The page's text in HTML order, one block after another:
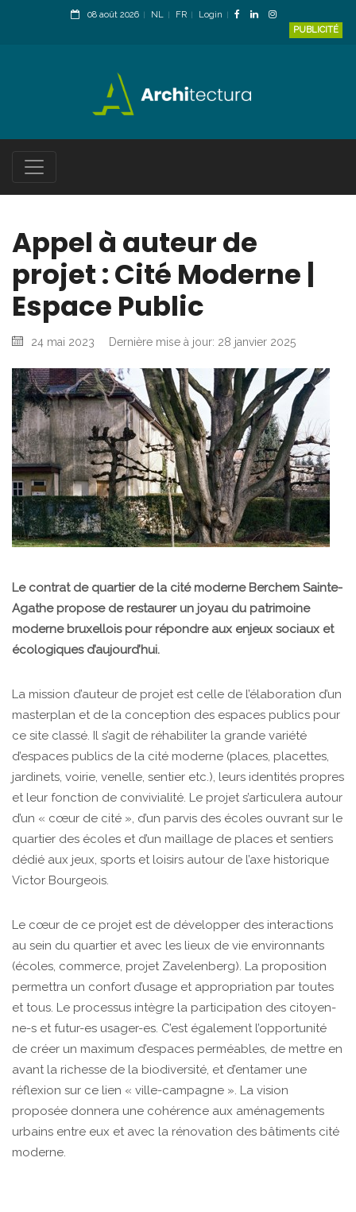
08 août 2026 NL FR
Login
PUBLICITÉ
Appel à auteur de
projet : Cité Moderne |
Espace Public
24 mai 2023 Dernière mise à jour: 28 janvier 2025
Le contrat de quartier de la cité moderne Berchem Sainte-
Agathe propose de restaurer un joyau du patrimoine
moderne bruxellois pour répondre aux enjeux sociaux et
écologiques d’aujourd’hui.
La mission d’auteur de projet est celle de l’élaboration d’un
masterplan et de la conception des espaces publics pour
ce site classé. Il s’agit de réhabiliter la grande variété
d’espaces publics de la cité moderne (places, placettes,
jardinets, voirie, venelle, sentier etc.), leurs identités propres
et leur fonction de convivialité. Le projet s’articulera autour
d’un « cœur de cité », d’un parvis des écoles ouvrant sur le
quartier des écoles et d’un maillage de places et sentiers
dédié aux jeux, sports et loisirs autour de l’axe historique
Victor Bourgeois.
Le cœur de ce projet est de développer des interactions
au sein du quartier et avec les lieux de vie environnants
(écoles, commerce, projet Zavelenberg). La proposition
permettra un confort d’usage et appropriation par toutes
et tous. Le processus intègre la participation des citoyen-
ne-s et futur-es usager-es. C’est également l’opportunité
de créer un maximum d’espaces perméables, de mettre en
avant la richesse de la biodiversité, et d’entamer une
réflexion sur ce lien « ville-campagne ». La vision
proposée donnera une cohérence aux aménagements
urbains entre eux et avec la rénovation des bâtiments cité
moderne.